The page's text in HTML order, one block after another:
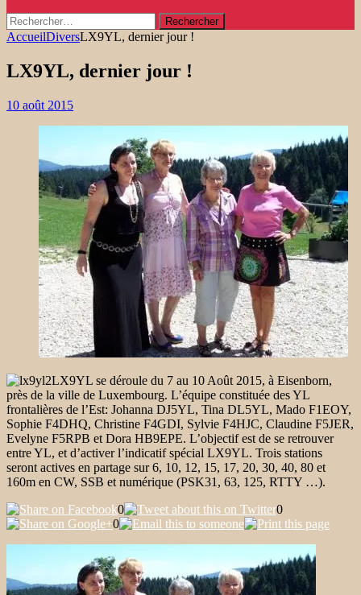
Rechercher :
AccueilDiversLX9YL, dernier jour !
LX9YL, dernier jour !
10 août 2015
LX9YL se déroule du 7 au 10 Août 2015, à Eisenborn,
près de la ville de Luxembourg. L’équipe constituée des YL
frontalières de l’Est: Johanna DJ5YL, Tina DL5YL, Mado F1EOY,
Sophie F4DHQ, Christine F4GDI, Sylvie F4HJC, Claudine F5JER,
Evelyne F5RPB et Dora HB9EPE. L’objectif est de se retrouver
entre YL, et d’activer l’indicatif spécial LX9YL. Trois stations
seront actives en partage sur 6, 10, 12, 15, 17, 20, 30, 40, 80 et
160m en CW, SSB et numérique (PSK31, 63, 125, RTTY …).
0
0
0